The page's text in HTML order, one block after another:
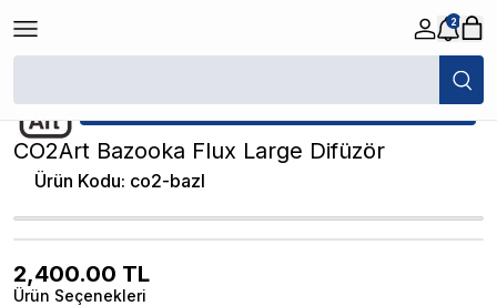
2
/ CO2Art Bazooka Flux Large Difüzör
★ Atakan Petshop, CO2Art yetkili satıcısıdır.
CO2Art Bazooka Flux Large Difüzör
Ürün Kodu: co2-bazl
2,400.00 TL
Ürün Seçenekleri